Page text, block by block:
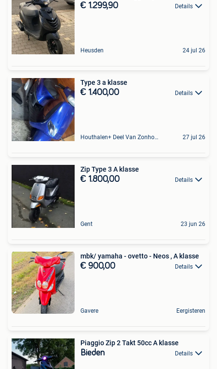
€ 1.299,90 Details
Heusden 24 jul 26
Type 3 a klasse
€ 1.400,00 Details
Houthalen+ Deel Van Zonhoven En Zolder 27 jul 26
Zip Type 3 A klasse
€ 1.800,00 Details
Gent 23 jun 26
mbk/ yamaha - ovetto - Neos , A klasse
€ 900,00 Details
Gavere Eergisteren
Piaggio Zip 2 Takt 50cc A klasse
Bieden Details